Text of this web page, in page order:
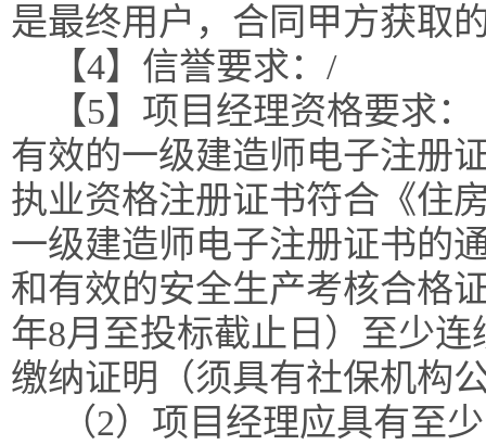
是最终用户，合同甲方获取
【4】信誉要求：/
【5】项目经理资格要求
有效的一级建造师电子注册
执业资格注册证书符合《住
一级建造师电子注册证书的
和有效的安全生产考核合格
年8月至投标截止日）至少
缴纳证明（须具有社保机构
（2）项目经理应具有至